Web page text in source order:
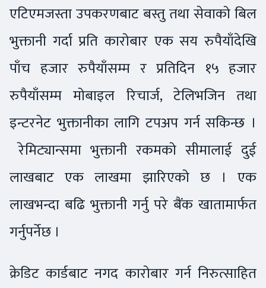
एटिएमजस्ता उपकरणबाट बस्तु तथा सेवाको बिल
भुक्तानी गर्दा प्रति कारोबार एक सय रुपैयाँदेखि
पाँच हजार रुपैयाँसम्म र प्रतिदिन १५ हजार
रुपैयाँसम्म मोबाइल रिचार्ज, टेलिभजिन तथा
इन्टरनेट भुक्तानीका लागि टपअप गर्न सकिन्छ ।
रेमिट्यान्समा भुक्तानी रकमको सीमालाई दुई
लाखबाट एक लाखमा झारिएको छ । एक
लाखभन्दा बढि भुक्तानी गर्नु परे बैंक खातामार्फत
गर्नुपर्नेछ ।
क्रेडिट कार्डबाट नगद कारोबार गर्न निरुत्साहित